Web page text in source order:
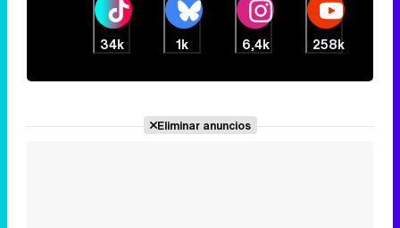
34k 1k 6,4k 258k
Eliminar anuncios